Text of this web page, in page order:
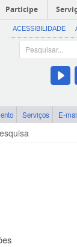
Participe
ACESSIBILIDADE
Serviços E-